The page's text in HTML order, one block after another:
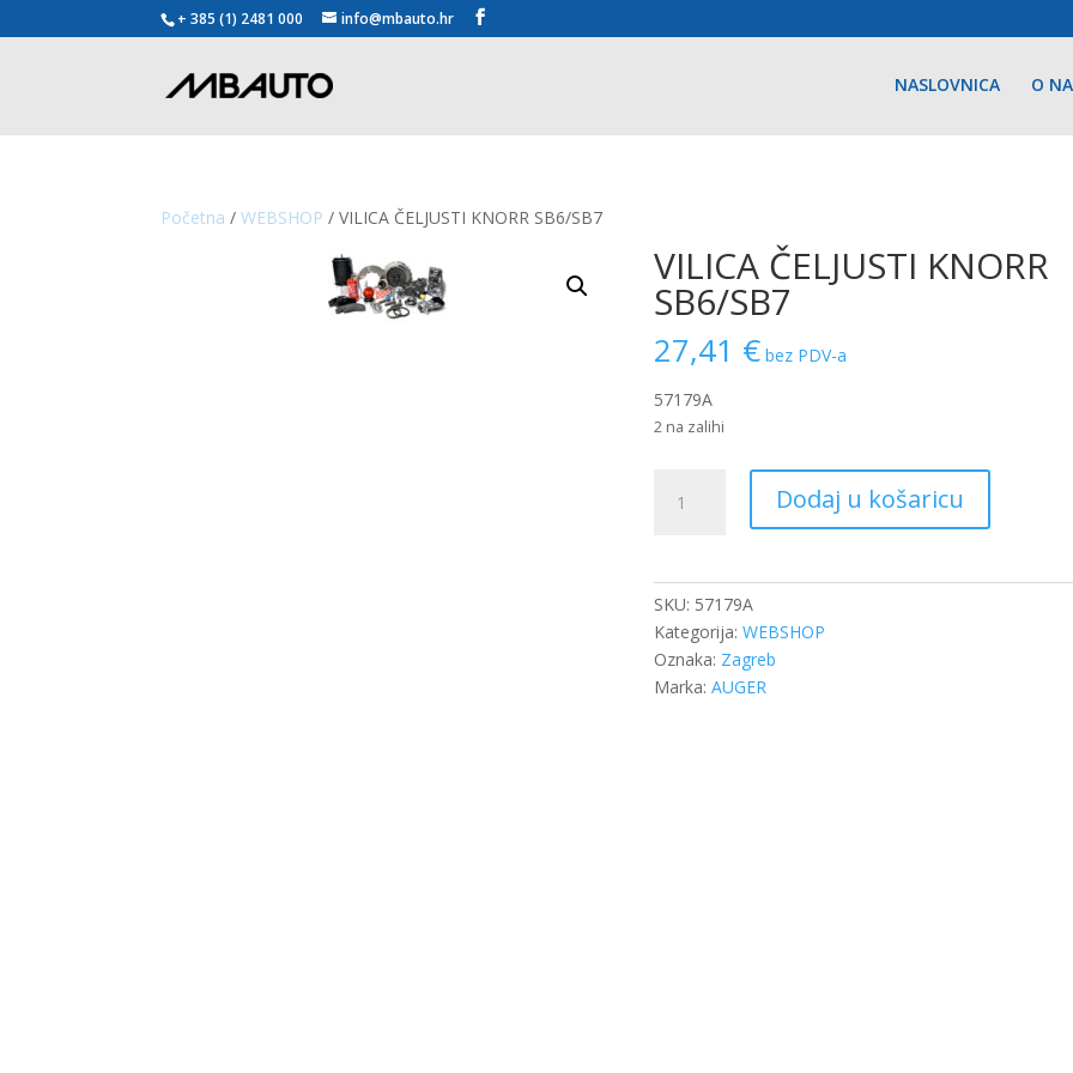
+ 385 (1) 2481 000 info@mbauto.hr
NASLOVNICA O
Početna /WEBSHOP / VILICA ČELJUSTI KNORR SB6/SB7
VILICA ČELJUSTI KNORR
SB6/SB7
27,41 € bez PDV-a
57179A
2 na zalihi
ČELJUSTI
Dodaj u košaricu
SKU: 57179A
Kategorija:WEBSHOP
Oznaka: Zagreb
Marka:AUGER